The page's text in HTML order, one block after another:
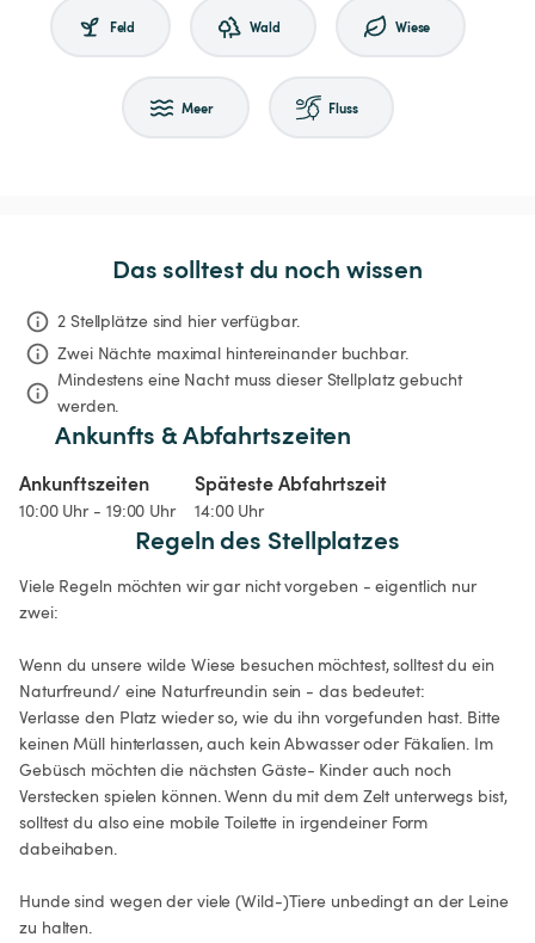
Feld Wald Wiese
Meer Fluss
Das solltest du noch wissen
2 Stellplätze sind hier verfügbar.
Zwei Nächte maximal hintereinander buchbar.
Mindestens eine Nacht muss dieser Stellplatz gebucht
werden.
Ankunfts & Abfahrtszeiten
Ankunftszeiten
10:00 Uhr - 19:00 Uhr
Späteste Abfahrtszeit
14:00 Uhr
Regeln des Stellplatzes
Viele Regeln möchten wir gar nicht vorgeben - eigentlich nur
zwei:
Wenn du unsere wilde Wiese besuchen möchtest, solltest du ein
Naturfreund/ eine Naturfreundin sein - das bedeutet:
Verlasse den Platz wieder so, wie du ihn vorgefunden hast. Bitte
keinen Müll hinterlassen, auch kein Abwasser oder Fäkalien. Im
Gebüsch möchten die nächsten Gäste- Kinder auch noch
Verstecken spielen können. Wenn du mit dem Zelt unterwegs bist,
solltest du also eine mobile Toilette in irgendeiner Form
dabeihaben.
Hunde sind wegen der viele (Wild-)Tiere unbedingt an der Leine
zu halten.